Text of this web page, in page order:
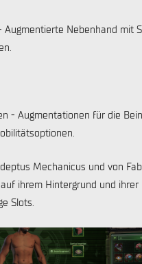
Nebenhand mit
- Augmentationen für die
Mechanicus und von
ihrem Hintergrund und ihrer
Slots.